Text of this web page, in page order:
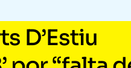
D’Estiu